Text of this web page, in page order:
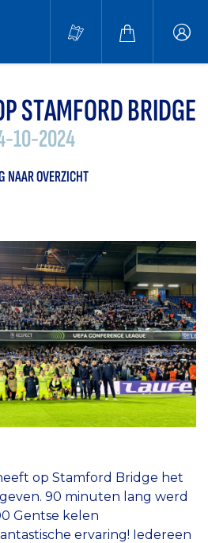
STAMFORD BRIDGE
10-2024
NAAR OVERZICHT
op Stamford Bridge het
90 minuten lang werd
Gentse kelen
ervaring! Iedereen